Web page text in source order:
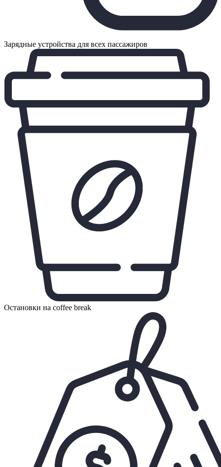
Зарядные устройства для всех пассажиров
Остановки на coffee break